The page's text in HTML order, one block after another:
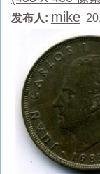
发布人: mike